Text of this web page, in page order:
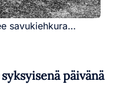
savukiehkura…
päivänä